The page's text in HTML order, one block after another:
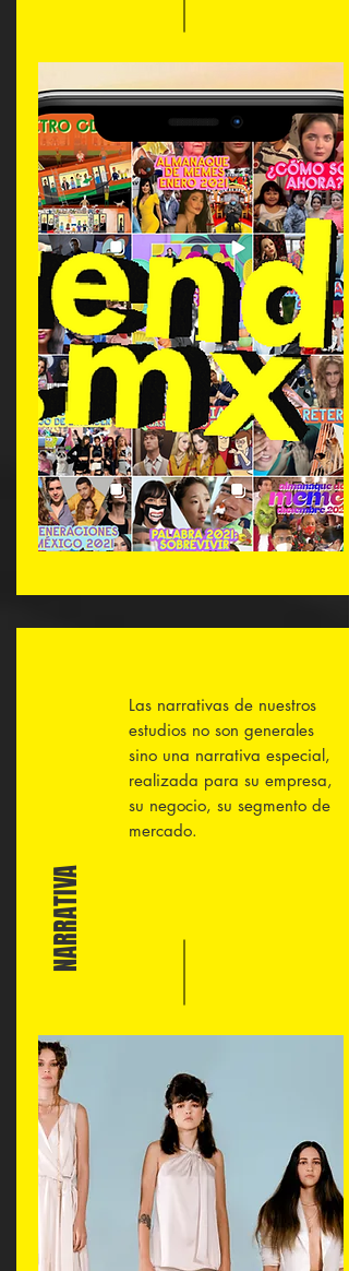
NARRATIVA
Las narrativas de nuestros
estudios no son generales
sino una narrativa especial,
realizada para su empresa,
su negocio, su segmento de
mercado.